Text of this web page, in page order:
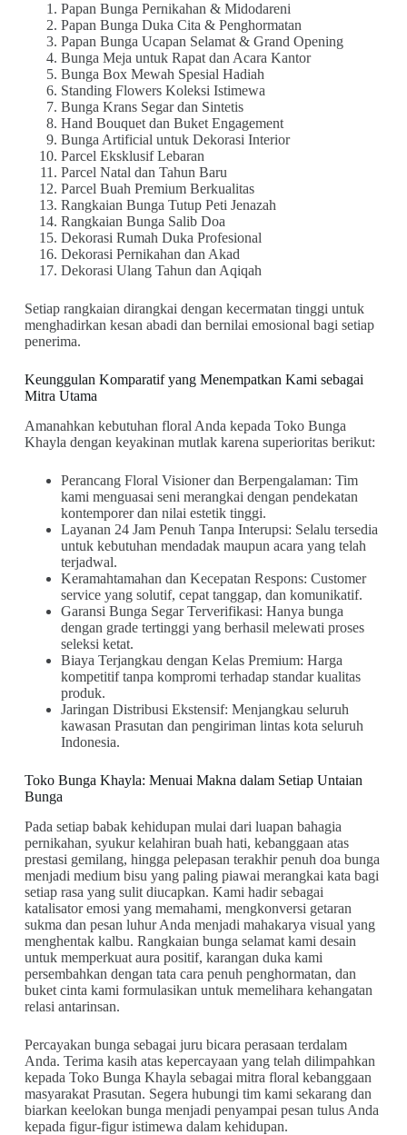
Papan Bunga Pernikahan & Midodareni
Papan Bunga Duka Cita & Penghormatan
Papan Bunga Ucapan Selamat & Grand Opening
Bunga Meja untuk Rapat dan Acara Kantor
Bunga Box Mewah Spesial Hadiah
Standing Flowers Koleksi Istimewa
Bunga Krans Segar dan Sintetis
Hand Bouquet dan Buket Engagement
Bunga Artificial untuk Dekorasi Interior
Parcel Eksklusif Lebaran
Parcel Natal dan Tahun Baru
Parcel Buah Premium Berkualitas
Rangkaian Bunga Tutup Peti Jenazah
Rangkaian Bunga Salib Doa
Dekorasi Rumah Duka Profesional
Dekorasi Pernikahan dan Akad
Dekorasi Ulang Tahun dan Aqiqah
Setiap rangkaian dirangkai dengan kecermatan tinggi untuk
menghadirkan kesan abadi dan bernilai emosional bagi setiap
penerima.
Keunggulan Komparatif yang Menempatkan Kami sebagai
Mitra Utama
Amanahkan kebutuhan floral Anda kepada Toko Bunga
Khayla dengan keyakinan mutlak karena superioritas berikut:
Perancang Floral Visioner dan Berpengalaman: Tim
kami menguasai seni merangkai dengan pendekatan
kontemporer dan nilai estetik tinggi.
Layanan 24 Jam Penuh Tanpa Interupsi: Selalu tersedia
untuk kebutuhan mendadak maupun acara yang telah
terjadwal.
Keramahtamahan dan Kecepatan Respons: Customer
service yang solutif, cepat tanggap, dan komunikatif.
Garansi Bunga Segar Terverifikasi: Hanya bunga
dengan grade tertinggi yang berhasil melewati proses
seleksi ketat.
Biaya Terjangkau dengan Kelas Premium: Harga
kompetitif tanpa kompromi terhadap standar kualitas
produk.
Jaringan Distribusi Ekstensif: Menjangkau seluruh
kawasan Prasutan dan pengiriman lintas kota seluruh
Indonesia.
Toko Bunga Khayla: Menuai Makna dalam Setiap Untaian
Bunga
Pada setiap babak kehidupan mulai dari luapan bahagia
pernikahan, syukur kelahiran buah hati, kebanggaan atas
prestasi gemilang, hingga pelepasan terakhir penuh doa bunga
menjadi medium bisu yang paling piawai merangkai kata bagi
setiap rasa yang sulit diucapkan. Kami hadir sebagai
katalisator emosi yang memahami, mengkonversi getaran
sukma dan pesan luhur Anda menjadi mahakarya visual yang
menghentak kalbu. Rangkaian bunga selamat kami desain
untuk memperkuat aura positif, karangan duka kami
persembahkan dengan tata cara penuh penghormatan, dan
buket cinta kami formulasikan untuk memelihara kehangatan
relasi antarinsan.
Percayakan bunga sebagai juru bicara perasaan terdalam
Anda. Terima kasih atas kepercayaan yang telah dilimpahkan
kepada Toko Bunga Khayla sebagai mitra floral kebanggaan
masyarakat Prasutan. Segera hubungi tim kami sekarang dan
biarkan keelokan bunga menjadi penyampai pesan tulus Anda
kepada figur-figur istimewa dalam kehidupan.